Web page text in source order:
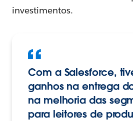
investimentos.
Com a Salesforce,
ganhos na entrega
na melhoria das
para leitores de